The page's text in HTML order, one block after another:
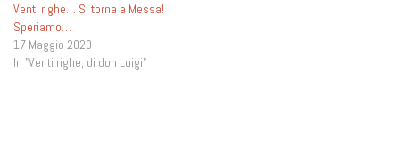
Venti righe… Si torna a Messa!
Speriamo…
17 Maggio 2020
In "Venti righe, di don Luigi"